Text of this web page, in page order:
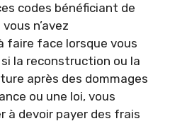
codes bénéficiant de
n’avez
faire face lorsque vous
la reconstruction ou la
après des dommages
ou une loi, vous
à devoir payer des frais